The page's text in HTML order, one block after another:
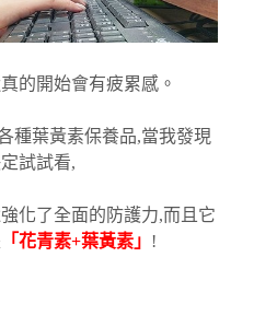
的開始會有疲累感。
種葉黃素保養品,當我發現
試試看,
化了全面的防護力,而且它
「花青素+葉黃素」 !